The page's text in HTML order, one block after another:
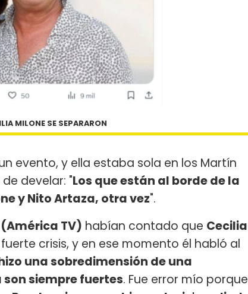
MILONE SE SEPARARON
evento, y ella estaba sola en los Martín
develar: "Los que están al borde de la
y Nito Artaza, otra vez".
(América TV) habían contado que Cecilia
crisis, y en ese momento él habló al
una sobredimensión de una
son siempre fuertes. Fue error mío porque